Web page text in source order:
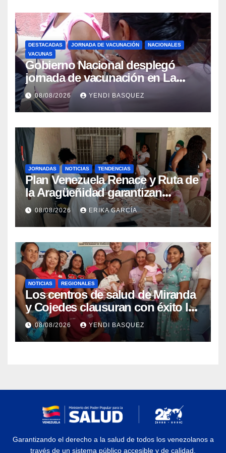
DESTACADAS JORNADA DE VACUNACIÓN
NACIONALES
VACUNAS
Gobierno Nacional desplegó
jornada de vacunación en La
Guaira para garantizar protección
epidemiológica
08/08/2026 YENDI BASQUEZ
JORNADAS NOTICIAS TENDENCIAS
Plan Venezuela Renace y Ruta de
la Aragüeñidad garantizan
atención médica integral en
Aragua
08/08/2026 ERIKA GARCÍA
NOTICIAS REGIONALES
Los centros de salud de Miranda
y Cojedes clausuran con éxito la
Semana Mundial de la Lactancia
Materna
08/08/2026 YENDI BASQUEZ
Garantizando el derecho a la salud de todos los venezolanos a
través de un sistema público accesible y de calidad.